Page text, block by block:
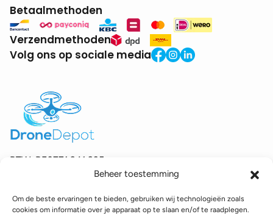
Beheer toestemming
Om de beste ervaringen te bieden, gebruiken wij technologieën zoals
cookies om informatie over je apparaat op te slaan en/of te raadplegen.
Betaalmethoden
Verzendmethoden
Volg ons op sociale media
BTW: BE0771.941.935
© 2025 DroneDepot. Alle rechten voorbehouden.
RecyclagebijdrageRetourbeleidBetaalinformatie